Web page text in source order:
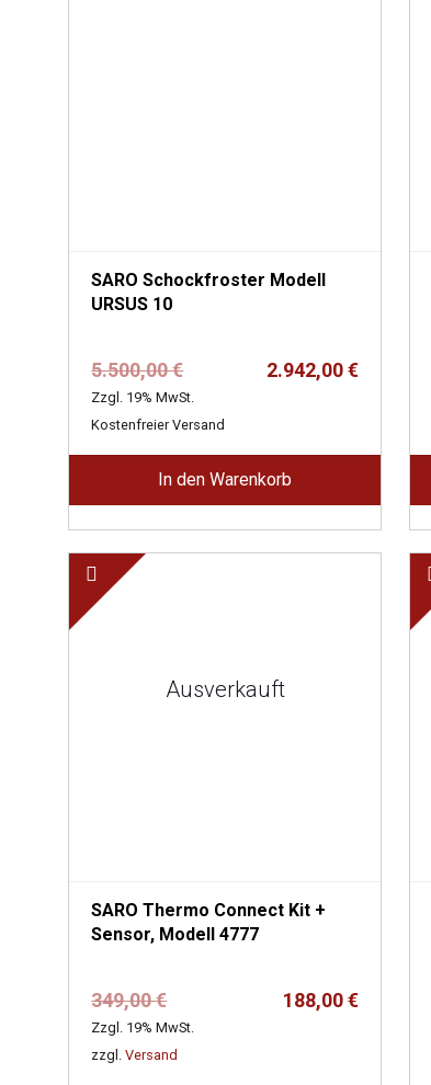
SARO Schockfroster Modell
URSUS 10
5.500,00€Ursprünglicher
Preis
war:
5.500,00 €
2.942,00€
Aktueller
Preis
ist:
2.942,00 €.
Zzgl. 19% MwSt.
Kostenfreier Versand
In den Warenkorb
Ausverkauft
SARO Thermo Connect Kit +
Sensor, Modell 4777
349,00€Ursprünglicher
Preis
war:
188,00€
Aktueller
Preis
ist:
Zzgl. 19% MwSt.
zzgl.Versand